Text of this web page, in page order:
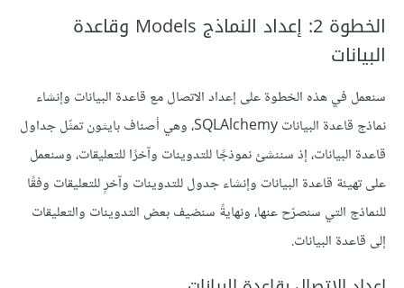
الخطوة 2: إعداد النماذج Models وقاعدة
البيانات
سنعمل في هذه الخطوة على إعداد الاتصال مع قاعدة البيانات وإنشاء
نماذج قاعدة البيانات SQLAlchemy، وهي أصناف بايثون تمثّل جداول
قاعدة البيانات، إذ سننشئ نموذجًا للتدوينات وآخرًا للتعليقات، وسنعمل
على تهيئة قاعدة البيانات وإنشاء جدول للتدوينات وآخرٍ للتعليقات وفقًا
للنماذج التي سنصرّح عنها، ونهايةً سنضيف بعض التدوينات والتعليقات
إلى قاعدة البيانات.